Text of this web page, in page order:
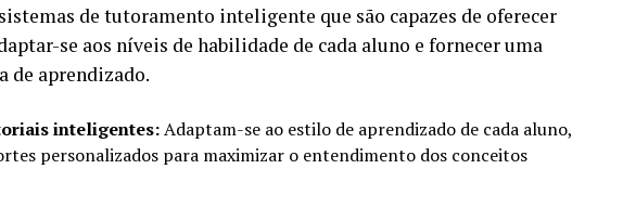
de tutoramento inteligente que são capazes de oferecer
se aos níveis de habilidade de cada aluno e fornecer uma
de aprendizado.
inteligentes:Adaptam-se ao estilo de aprendizado de cada aluno,
personalizados para maximizar o entendimento dos conceitos